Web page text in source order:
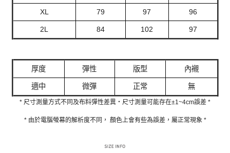
XL 79 97 96
2L 84 102 97
厚度 彈性 版型 內襯
適中 微彈 正常 無
* 尺寸測量方式不同及布料彈性差異‧尺寸測量可能存在±1~4cm誤差 *
* 由於電腦螢幕的解析度不同， 顏色上會有些為誤差，屬正常現象 *